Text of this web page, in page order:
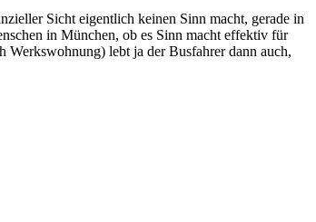
Sicht eigentlich keinen Sinn macht, gerade in
in München, ob es Sinn macht effektiv für
lebt ja der Busfahrer dann auch,